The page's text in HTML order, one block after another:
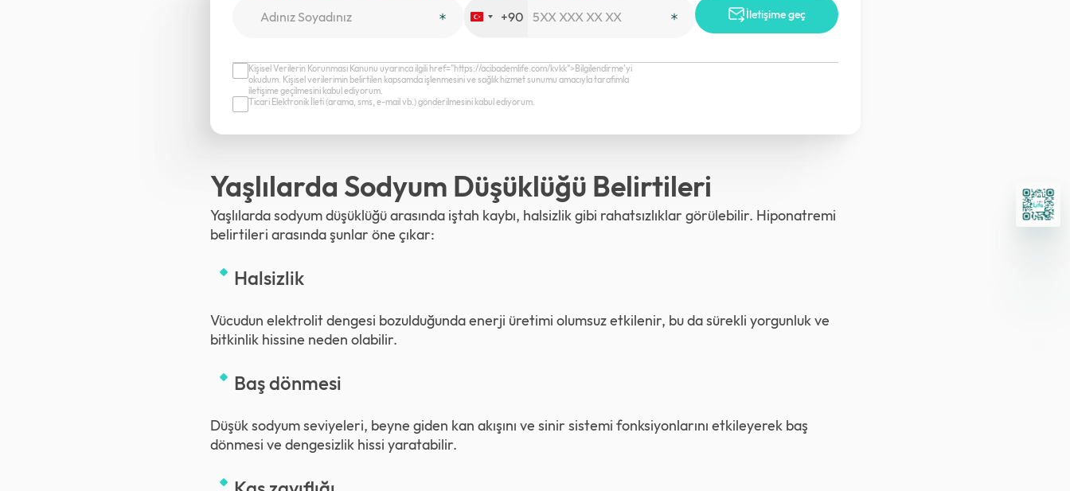
Turkey
+90 İletişime geç
Kişisel Verilerin Korunması Kanunu uyarınca ilgili href="https://acibademlife.com/kvkk">Bilgilendirme’yi
okudum. Kişisel verilerimin belirtilen kapsamda işlenmesini ve sağlık hizmet sunumu amacıyla tarafımla
iletişime geçilmesini kabul ediyorum.
Ticari Elektronik İleti (arama, sms, e-mail vb.) gönderilmesini kabul ediyorum.
Yaşlılarda Sodyum Düşüklüğü Belirtileri
Yaşlılarda sodyum düşüklüğü arasında iştah kaybı, halsizlik gibi rahatsızlıklar görülebilir. Hiponatremi
belirtileri arasında şunlar öne çıkar:
Halsizlik
Vücudun elektrolit dengesi bozulduğunda enerji üretimi olumsuz etkilenir, bu da sürekli yorgunluk ve
bitkinlik hissine neden olabilir.
Baş dönmesi
Düşük sodyum seviyeleri, beyne giden kan akışını ve sinir sistemi fonksiyonlarını etkileyerek baş
dönmesi ve dengesizlik hissi yaratabilir.